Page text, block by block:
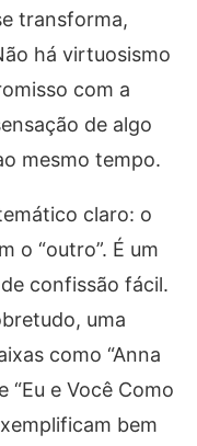
transforma,
há virtuosismo
com a
de algo
mesmo tempo.
claro: o
o “outro”. É um
confissão fácil.
uma
como “Anna
“Eu e Você Como
bem